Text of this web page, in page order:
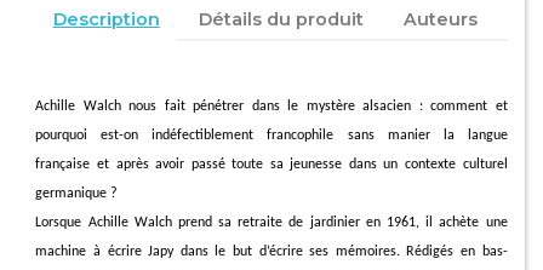
Description Détails du produit Auteurs
Achille Walch nous fait pénétrer dans le mystère alsacien : comment et
pourquoi est-on indéfectiblement francophile sans manier la langue
française et après avoir passé toute sa jeunesse dans un contexte culturel
germanique ?
Lorsque Achille Walch prend sa retraite de jardinier en 1961, il achète une
machine à écrire Japy dans le but d’écrire ses mémoires. Rédigés en bas-